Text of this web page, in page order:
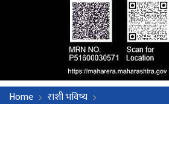
Home राशी भविष्य